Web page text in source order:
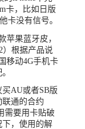
卡，比如日版
卡没有信号。
苹果蓝牙皮，
）根据产品说
移动4G手机卡
AU或者SB版
通的合约
需要用卡贴破
，使用的解